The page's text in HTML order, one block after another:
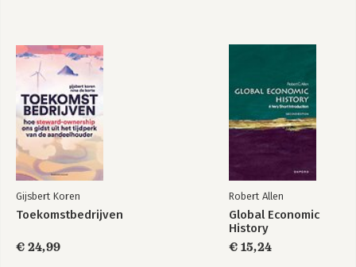
Gijsbert Koren
Toekomstbedrijven
€ 24,99
Robert Allen
Global Economic
History
€ 15,24